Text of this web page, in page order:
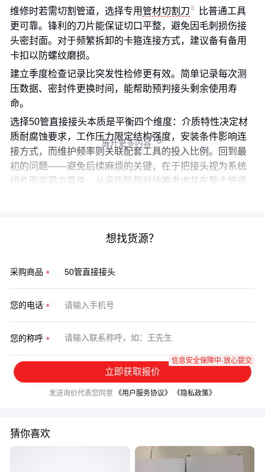
维修时若需切割管道，选择专用 管材切割刀
比普通工具
更可靠。锋利的刀片能保证切口平整，避免因毛刺损伤接
头密封面。对于频繁拆卸的卡箍连接方式，建议备有备用
卡扣以防螺纹磨损。
建立季度检查记录比突发性检修更有效。简单记录每次测
压数据、密封件更换时间，能帮助预判接头剩余使用寿
命。
选择50管直接接头本质是平衡四个维度：介质特性决定材
质耐腐蚀要求，工作压力限定结构强度，安装条件影响连
接方式，而维护频率则关联配套工具的投入比例。回到最
初的问题——避免后续麻烦的关键，在于把接头视为系统
组件而非孤立零件，从采购阶段就统筹考虑其在整个管道
展开更多内容 
想找货源？
采购商品
您的电话
您的称呼
立即获取报价
信息安全保障中·放心提交
发送询价代表您同意 《用户服务协议》 《隐私政策》
猜你喜欢